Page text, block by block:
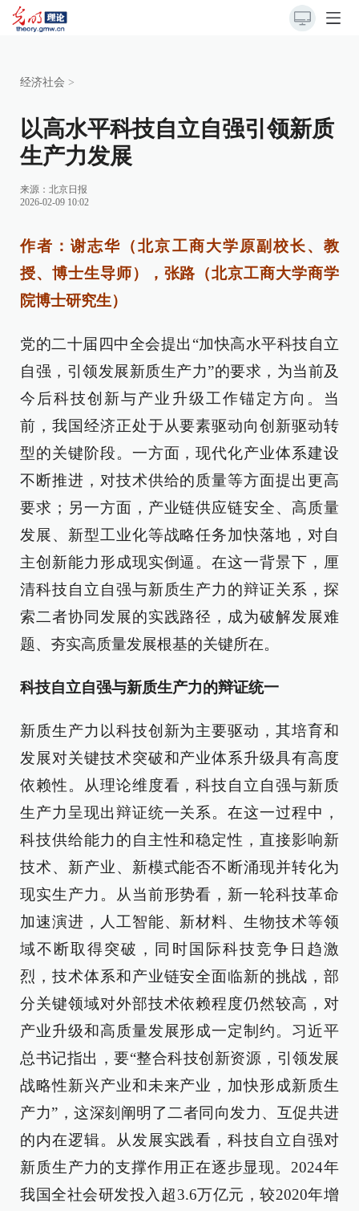
经济社会 >
以高水平科技自立自强引领新质
生产力发展
来源： 北京日报
2026-02-09 10:02
作者：谢志华（北京工商大学原副校长、教
授、博士生导师），张路（北京工商大学商学
院博士研究生）
党的二十届四中全会提出“加快高水平科技自立
自强，引领发展新质生产力”的要求，为当前及
今后科技创新与产业升级工作锚定方向。当
前，我国经济正处于从要素驱动向创新驱动转
型的关键阶段。一方面，现代化产业体系建设
不断推进，对技术供给的质量等方面提出更高
要求；另一方面，产业链供应链安全、高质量
发展、新型工业化等战略任务加快落地，对自
主创新能力形成现实倒逼。在这一背景下，厘
清科技自立自强与新质生产力的辩证关系，探
索二者协同发展的实践路径，成为破解发展难
题、夯实高质量发展根基的关键所在。
科技自立自强与新质生产力的辩证统一
新质生产力以科技创新为主要驱动，其培育和
发展对关键技术突破和产业体系升级具有高度
依赖性。从理论维度看，科技自立自强与新质
生产力呈现出辩证统一关系。在这一过程中，
科技供给能力的自主性和稳定性，直接影响新
技术、新产业、新模式能否不断涌现并转化为
现实生产力。从当前形势看，新一轮科技革命
加速演进，人工智能、新材料、生物技术等领
域不断取得突破，同时国际科技竞争日趋激
烈，技术体系和产业链安全面临新的挑战，部
分关键领域对外部技术依赖程度仍然较高，对
产业升级和高质量发展形成一定制约。习近平
总书记指出，要“整合科技创新资源，引领发展
战略性新兴产业和未来产业，加快形成新质生
产力”，这深刻阐明了二者同向发力、互促共进
的内在逻辑。从发展实践看，科技自立自强对
新质生产力的支撑作用正在逐步显现。2024年
我国全社会研发投入超3.6万亿元，较2020年增